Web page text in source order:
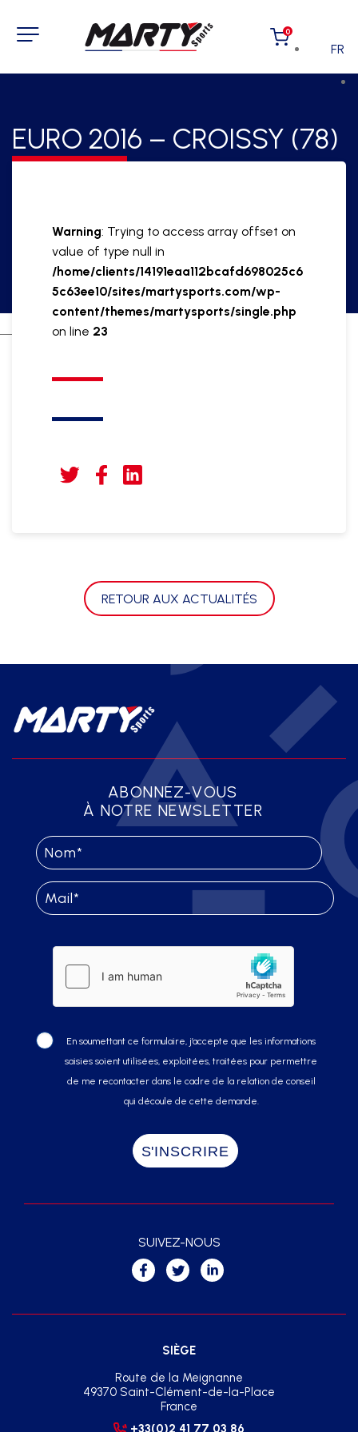
0
FR
EURO 2016 – CROISSY (78)
Warning: Trying to access array offset on
value of type null in
/home/clients/14191eaa112bcafd698025c6
5c63ee10/sites/martysports.com/wp-
content/themes/martysports/single.php
on line 23
RETOUR AUX ACTUALITÉS
ABONNEZ-VOUS
À NOTRE NEWSLETTER
En soumettant ce formulaire, j’accepte que les informations
saisies soient utilisées, exploitées, traitées pour permettre
de me recontacter dans le cadre de la relation de conseil
qui découle de cette demande.
SIÈGE
Route de la Meignanne
49370 Saint-Clément-de-la-Place
France
+33(0)2 41 77 03 86
SUIVEZ-NOUS